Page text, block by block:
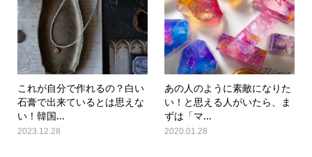
これが自分で作れるの？白い
石膏で出来ているとは思えな
い！韓国...
2023.12.28
あの人のように素敵になりた
い！と思える人がいたら、ま
ずは「マ...
2020.01.28